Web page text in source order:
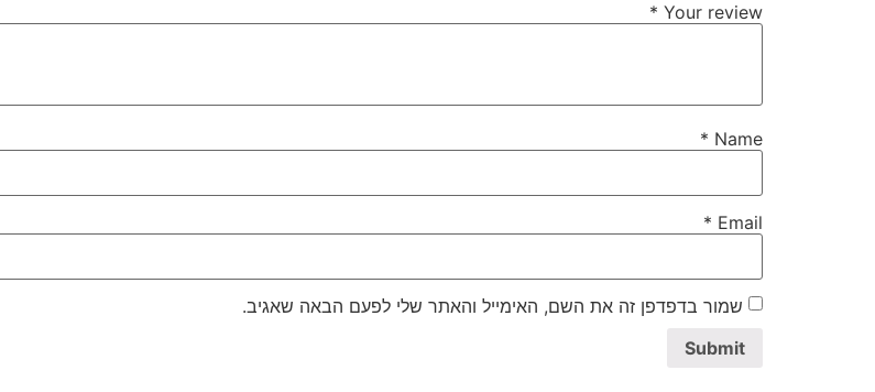
Your review
*
Name
*
Email
*
שמור בדפדפן זה את השם, האימייל והאתר שלי לפעם הבאה שאגיב.